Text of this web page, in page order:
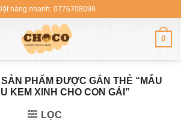
hàng nhanh: 0776708098
0
SẢN PHẨM ĐƯỢC GẮN THẺ “MẪU
KEM XINH CHO CON GÁI”
LỌC